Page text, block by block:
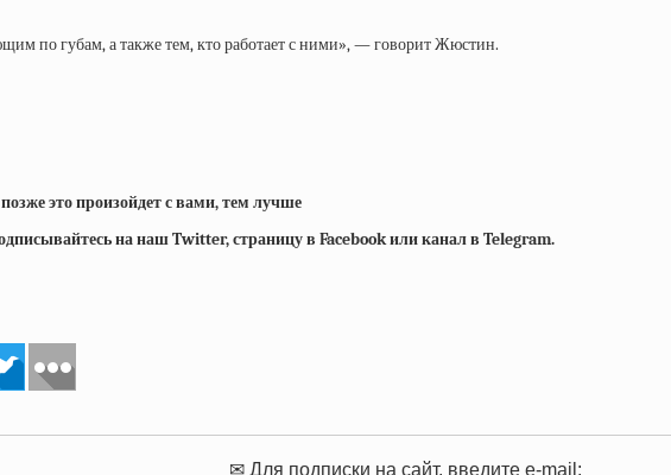
по губам, а также тем, кто работает с ними», — говорит Жюстин.
это произойдет с вами, тем лучше
на наш Twitter, страницу в Facebook или канал в Telegram.
✉ Для подписки на сайт, введите e-mail: